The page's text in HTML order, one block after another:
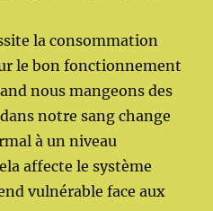
la consommation
le bon fonctionnement
nous mangeons des
notre sang change
à un niveau
affecte le système
vulnérable face aux